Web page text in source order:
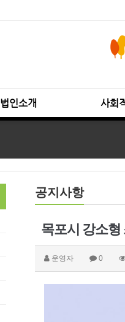
법인소개 사회
공지사항
목포시 강소
운영자 0